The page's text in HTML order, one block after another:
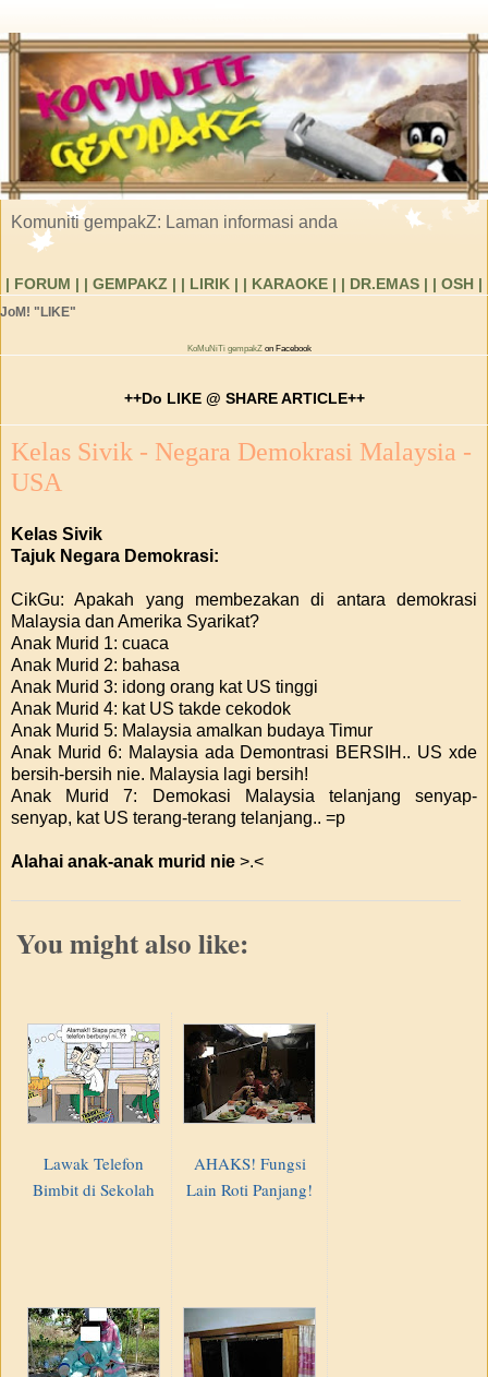
Komuniti gempakZ: Laman informasi anda
| FORUM | | GEMPAKZ | | LIRIK | | KARAOKE | | DR.EMAS | | OSH |
JoM! "LIKE"
KoMuNiTi gempakZ on Facebook
++Do LIKE @ SHARE ARTICLE++
Kelas Sivik - Negara Demokrasi Malaysia -
USA
Kelas Sivik
Tajuk Negara Demokrasi:
CikGu: Apakah yang membezakan di antara demokrasi
Malaysia dan Amerika Syarikat?
Anak Murid 1: cuaca
Anak Murid 2: bahasa
Anak Murid 3: idong orang kat US tinggi
Anak Murid 4: kat US takde cekodok
Anak Murid 5: Malaysia amalkan budaya Timur
Anak Murid 6: Malaysia ada Demontrasi BERSIH.. US xde
bersih-bersih nie. Malaysia lagi bersih!
Anak Murid 7: Demokasi Malaysia telanjang senyap-
senyap, kat US terang-terang telanjang.. =p
Alahai anak-anak murid nie >.<
You might also like:
Lawak Telefon
Bimbit di Sekolah
AHAKS! Fungsi
Lain Roti Panjang!